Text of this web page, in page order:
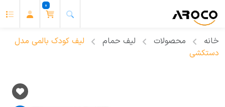
0
خانه محصولات لیف حمام
لیف کودک بالمی مدل
دستکشی